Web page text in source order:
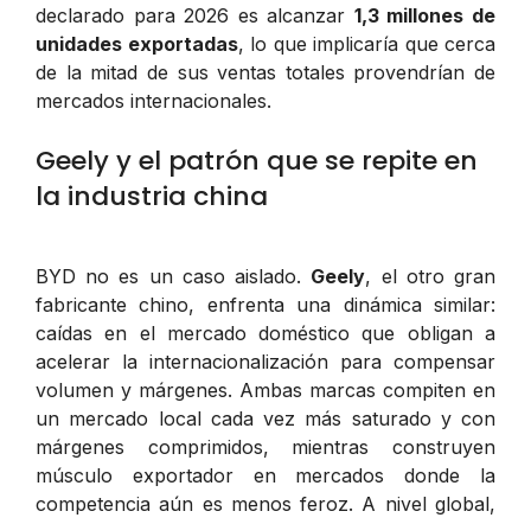
declarado para 2026 es alcanzar 1,3 millones de
unidades exportadas, lo que implicaría que cerca
de la mitad de sus ventas totales provendrían de
mercados internacionales.
Geely y el patrón que se repite en
la industria china
BYD no es un caso aislado. Geely, el otro gran
fabricante chino, enfrenta una dinámica similar:
caídas en el mercado doméstico que obligan a
acelerar la internacionalización para compensar
volumen y márgenes. Ambas marcas compiten en
un mercado local cada vez más saturado y con
márgenes comprimidos, mientras construyen
músculo exportador en mercados donde la
competencia aún es menos feroz. A nivel global,